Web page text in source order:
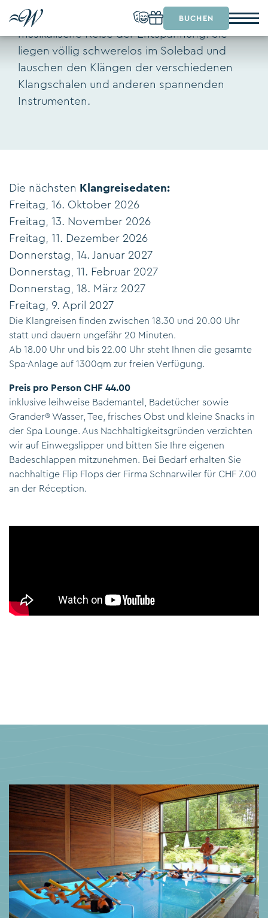
BUCHEN
Ruedi Omlin nimmt Sie mit auf eine
musikalische Reise der Entspannung. Sie
liegen völlig schwerelos im Solebad und
lauschen den Klängen der verschiedenen
Klangschalen und anderen spannenden
Instrumenten.
Die nächsten Klangreisedaten:
Freitag, 16. Oktober 2026
Freitag, 13. November 2026
Freitag, 11. Dezember 2026
Donnerstag, 14. Januar 2027
Donnerstag, 11. Februar 2027
Donnerstag, 18. März 2027
Freitag, 9. April 2027
Die Klangreisen finden zwischen 18.30 und 20.00 Uhr
statt und dauern ungefähr 20 Minuten.
Ab 18.00 Uhr und bis 22.00 Uhr steht Ihnen die gesamte
Spa-Anlage auf 1300qm zur freien Verfügung.
Preis pro Person CHF 44.00
inklusive leihweise Bademantel, Badetücher sowie
Grander® Wasser, Tee, frisches Obst und kleine Snacks in
der Spa Lounge. Aus Nachhaltigkeitsgründen verzichten
wir auf Einwegslipper und bitten Sie Ihre eigenen
Badeschlappen mitzunehmen. Bei Bedarf erhalten Sie
nachhaltige Flip Flops der Firma Schnarwilerfür CHF 7.00
an der Réception.